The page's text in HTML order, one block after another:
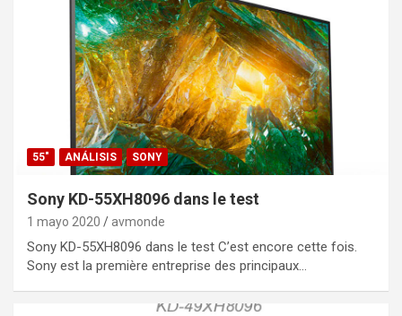
55" ANÁLISIS SONY
Sony KD-55XH8096 dans le test
1 mayo 2020 avmonde
Sony KD-55XH8096 dans le test C’est encore cette fois.
Sony est la première entreprise des principaux…